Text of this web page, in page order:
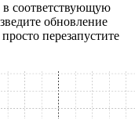
в соответствующую
обновление
перезапустите